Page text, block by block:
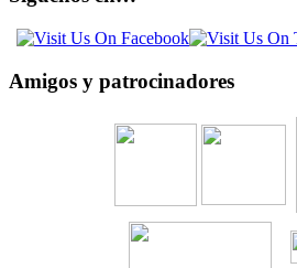
Amigos y patrocinadores